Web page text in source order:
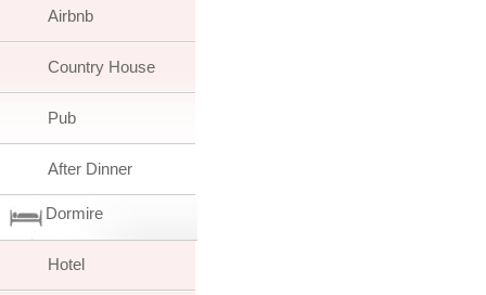
Airbnb
Country House
Pub
After Dinner
Dormire
Hotel